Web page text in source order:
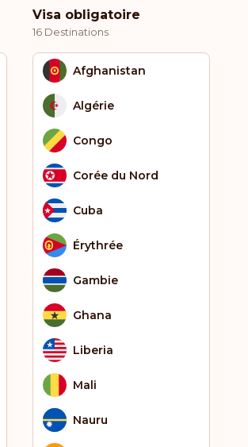
Visa obligatoire
16 Destinations
Afghanistan
Algérie
Congo
Corée du Nord
Cuba
Érythrée
Gambie
Ghana
Liberia
Mali
Nauru